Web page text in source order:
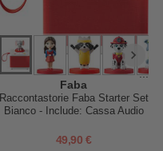
...
Faba
Raccontastorie Faba Starter Set
Bianco - Include: Cassa Audio
- 15 Brani
49,90 €